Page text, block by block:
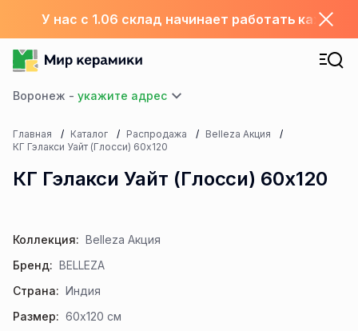
У нас с 1.06 склад начинает работать каждый
Воронеж -
Главная Каталог Распродажа
Belleza Акция
КГ Гэлакси Уайт (Глосси) 60х120
КГ Гэлакси Уайт (Глосси) 60х120
Коллекция: Belleza Акция
Бренд: BELLEZA
Страна: Индия
Размер: 60x120 см